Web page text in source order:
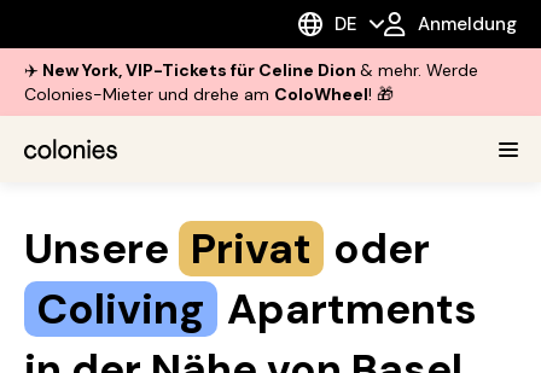
DE Anmeldung
✈️ New York, VIP-Tickets für Celine Dion & mehr. Werde
Colonies-Mieter und drehe am ColoWheel! 🎁
Unsere Privat oder
Coliving Apartments